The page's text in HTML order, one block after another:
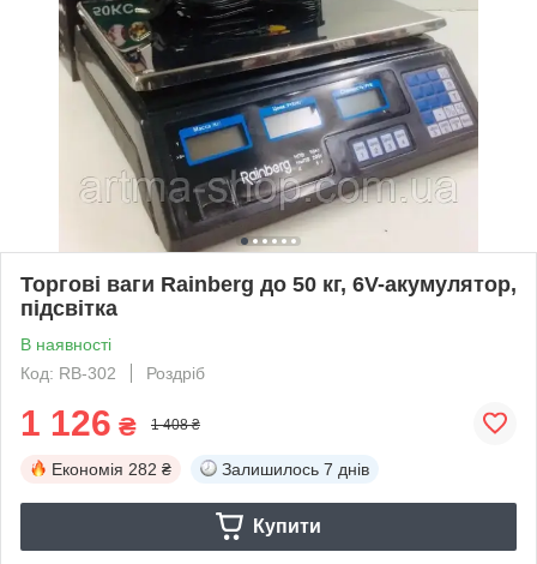
Торгові ваги Rainberg до 50 кг, 6V-акумулятор,
підсвітка
В наявності
Код: RB-302
Роздріб
1 126 ₴ 1 408 ₴
Економія 282 ₴ Залишилось 7 днів
Купити